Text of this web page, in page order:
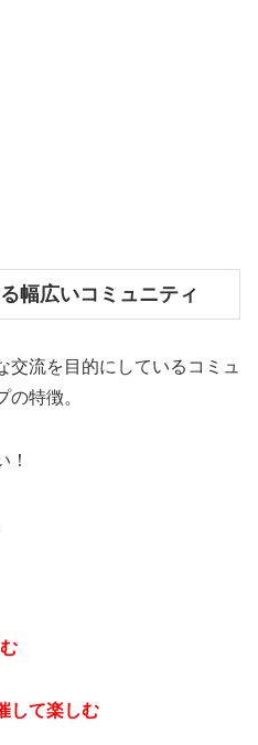
幅広いコミュニティ
流を目的にしているコミュ
特徴。
！
して楽しむ